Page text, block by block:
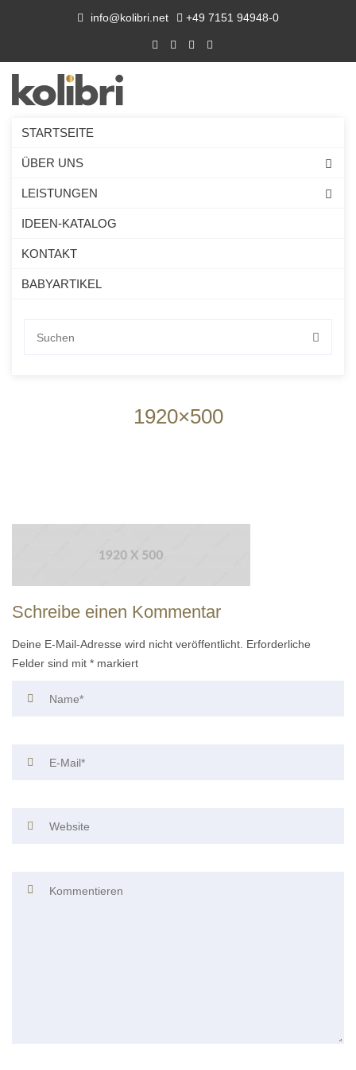
info@kolibri.net +49 7151 94948-0
STARTSEITE
ÜBER UNS
LEISTUNGEN
IDEEN-KATALOG
KONTAKT
BABYARTIKEL
1920×500
Schreibe einen Kommentar
Deine E-Mail-Adresse wird nicht veröffentlicht. Erforderliche
Felder sind mit * markiert